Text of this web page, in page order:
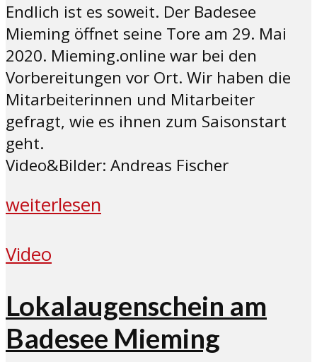
Endlich ist es soweit. Der Badesee
Mieming öffnet seine Tore am 29. Mai
2020. Mieming.online war bei den
Vorbereitungen vor Ort. Wir haben die
Mitarbeiterinnen und Mitarbeiter
gefragt, wie es ihnen zum Saisonstart
geht.
Video&Bilder: Andreas Fischer
weiterlesen
Video
Lokalaugenschein am
Badesee Mieming